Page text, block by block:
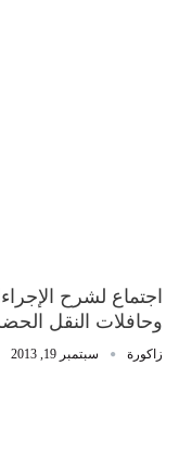
اجتماع لشرح
وحافلات النقل
زاكورة سبتمبر 19, 2013